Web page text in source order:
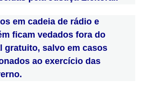
em cadeia de rádio e
ficam vedados fora do
gratuito, salvo em casos
ao exercício das